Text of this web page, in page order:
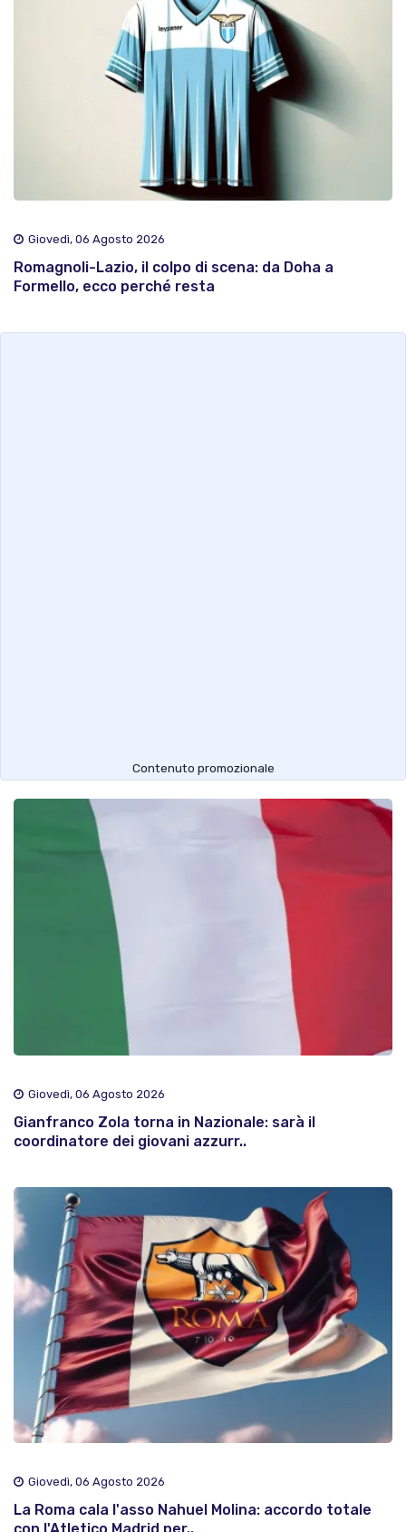
Giovedì, 06 Agosto 2026
Romagnoli-Lazio, il colpo di scena: da Doha a
Formello, ecco perché resta
Contenuto promozionale
Giovedì, 06 Agosto 2026
Gianfranco Zola torna in Nazionale: sarà il
coordinatore dei giovani azzurr..
Giovedì, 06 Agosto 2026
La Roma cala l'asso Nahuel Molina: accordo totale